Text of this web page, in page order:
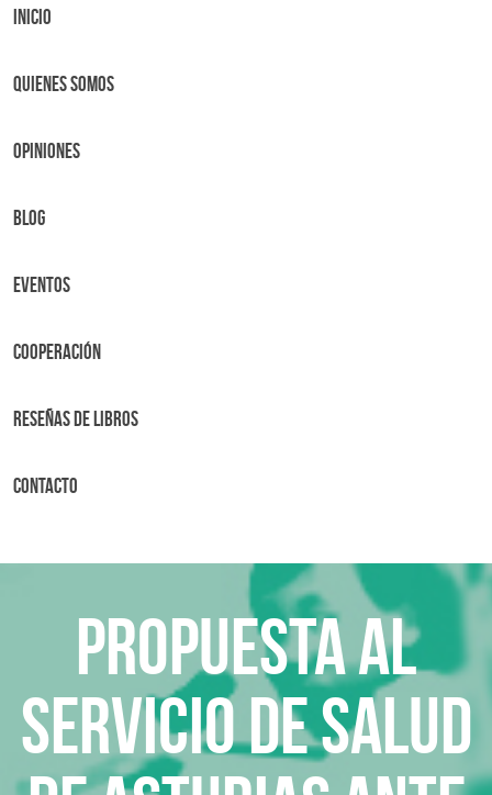
Inicio
Quienes Somos
OPINIONES
BLOG
Eventos
Cooperación
Reseñas de libros
Contacto
Propuesta al
Servicio de Salud